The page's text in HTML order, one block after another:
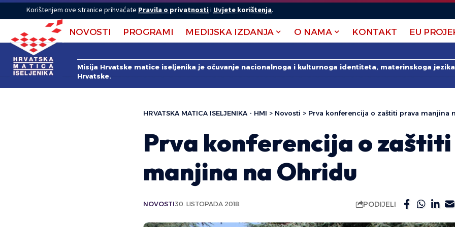
Korištenjem ove stranice prihvaćate Pravila o privatnostii Uvjete korištenja.
NOVOSTI PROGRAMI MEDIJSKA IZDANJA O NAMA KONTAKT EU
Misija Hrvatske matice iseljenika je očuvanje nacionalnoga i kulturnoga identiteta, materinskoga
Hrvatske.
HRVATSKA MATICA ISELJENIKA - HMI > Novosti > Prva konferencija o zaštiti prava manjina
Prva konferencija o
manjina na Ohridu
NOVOSTI30. LISTOPADA 2018. PODIJELI